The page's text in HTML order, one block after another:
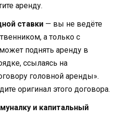
аренду.
ставки — вы не ведёте
а только с
поднять аренду в
ссылаясь на
головной аренды».
оригинал этого договора.
и капитальный